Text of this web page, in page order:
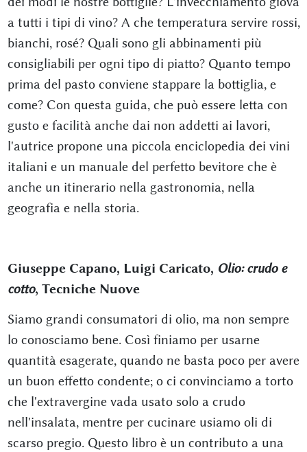
a tutti i tipi di vino? A che temperatura servire rossi,
bianchi, rosé? Quali sono gli abbinamenti più
consigliabili per ogni tipo di piatto? Quanto tempo
prima del pasto conviene stappare la bottiglia, e
come? Con questa guida, che può essere letta con
gusto e facilità anche dai non addetti ai lavori,
l'autrice propone una piccola enciclopedia dei vini
italiani e un manuale del perfetto bevitore che è
anche un itinerario nella gastronomia, nella
geografia e nella storia.
Giuseppe Capano, Luigi Caricato, Olio: crudo e
cotto, Tecniche Nuove
Siamo grandi consumatori di olio, ma non sempre
lo conosciamo bene. Così finiamo per usarne
quantità esagerate, quando ne basta poco per avere
un buon effetto condente; o ci convinciamo a torto
che l'extravergine vada usato solo a crudo
nell'insalata, mentre per cucinare usiamo oli di
scarso pregio. Questo libro è un contributo a una